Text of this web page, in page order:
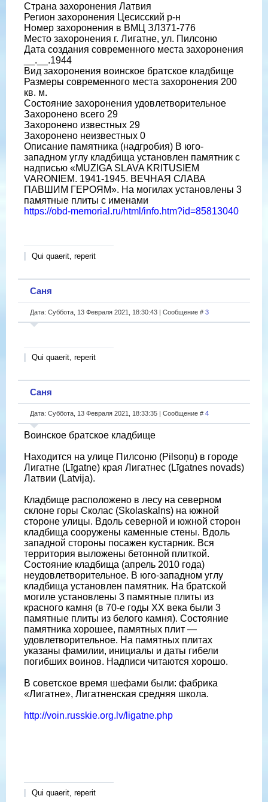
Страна захоронения Латвия
Регион захоронения Цесисский р-н
Номер захоронения в ВМЦ ЗЛ371-776
Место захоронения г. Лигатне, ул. Пилсоню
Дата создания современного места захоронения
__.__.1944
Вид захоронения воинское братское кладбище
Размеры современного места захоронения 200
кв. м.
Состояние захоронения удовлетворительное
Захоронено всего 29
Захоронено известных 29
Захоронено неизвестных 0
Описание памятника (надгробия) В юго-
западном углу кладбища установлен памятник с
надписью «MUZIGA SLAVA KRITUSIEM
VARONIEM. 1941-1945. ВЕЧНАЯ СЛАВА
ПАВШИМ ГЕРОЯМ». На могилах установлены 3
памятные плиты с именами
https://obd-memorial.ru/html/info.htm?id=85813040
Qui quaerit, reperit
Саня
Дата: Суббота, 13 Февраля 2021, 18:30:43 | Сообщение # 3
Qui quaerit, reperit
Саня
Дата: Суббота, 13 Февраля 2021, 18:33:35 | Сообщение # 4
Воинское братское кладбище
Находится на улице Пилсоню (Pilsoņu) в городе
Лигатне (Līgatne) края Лигатнес (Līgatnes novads)
Латвии (Latvija).
Кладбище расположено в лесу на северном
склоне горы Сколас (Skolaskalns) на южной
стороне улицы. Вдоль северной и южной сторон
кладбища сооружены каменные стены. Вдоль
западной стороны посажен кустарник. Вся
территория выложены бетонной плиткой.
Состояние кладбища (апрель 2010 года)
неудовлетворительное. В юго-западном углу
кладбища установлен памятник. На братской
могиле установлены 3 памятные плиты из
красного камня (в 70-е годы ХХ века были 3
памятные плиты из белого камня). Состояние
памятника хорошее, памятных плит —
удовлетворительное. На памятных плитах
указаны фамилии, инициалы и даты гибели
погибших воинов. Надписи читаются хорошо.
В советское время шефами были: фабрика
«Лигатне», Лигатненская средняя школа.
http://voin.russkie.org.lv/ligatne.php
Qui quaerit, reperit